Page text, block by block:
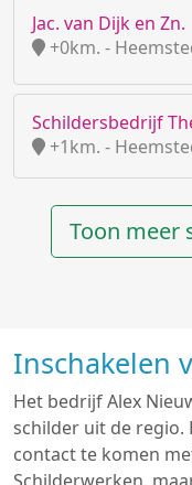
Jac. van Dijk en Zn.
+0km. -
Schildersbedrijf
+1km. -
Toon meer
Inschakelen
Het bedrijf Alex
schilder uit de regio.
contact te komen